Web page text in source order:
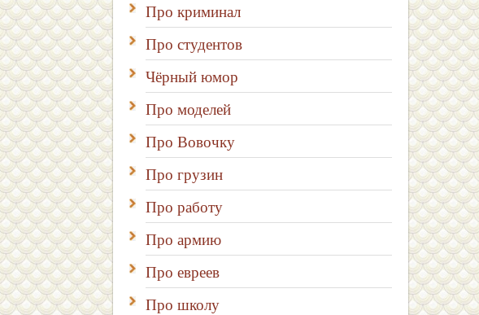
Про криминал
Про студентов
Чёрный юмор
Про моделей
Про Вовочку
Про грузин
Про работу
Про армию
Про евреев
Про школу